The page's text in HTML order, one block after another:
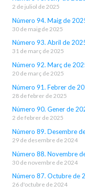
2 de juliol de 2025
Número 94. Maig de
30 de maig de 2025
Número 93. Abril de
31 de març de 2025
Número 92. Març de
20 de març de 2025
Número 91. Febrer de
28 de febrer de 2025
Número 90. Gener de
2 de febrer de 2025
Número 89. Desembre
29 de desembre de 2024
Número 88. Novembre
30 de novembre de 2024
Número 87. Octubre de
26 d'octubre de 2024